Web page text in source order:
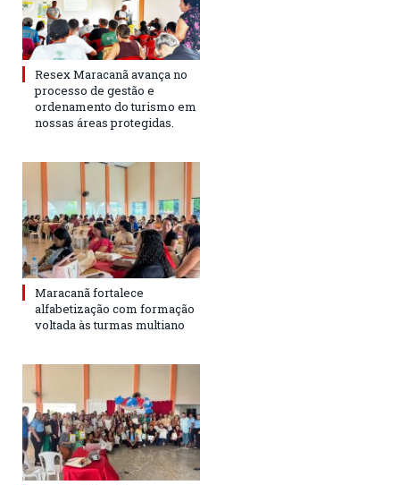
Resex Maracanã avança no
processo de gestão e
ordenamento do turismo em
nossas áreas protegidas.
Maracanã fortalece
alfabetização com formação
voltada às turmas multiano